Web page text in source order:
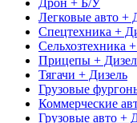
Легковые авто +
Спецтехника +
Сельхозтехника
Прицепы +
Тягачи + Дизель
Грузовые
Коммерческие
Грузовые авто +